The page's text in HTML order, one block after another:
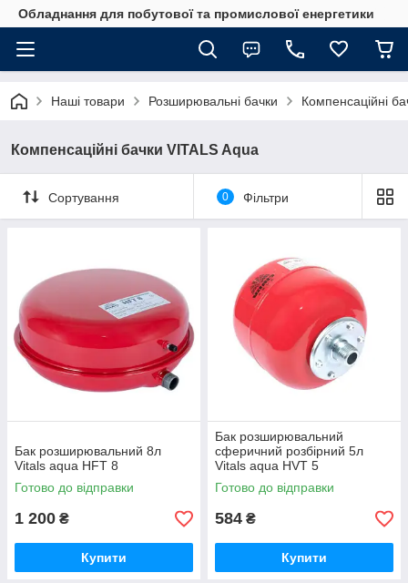
Обладнання для побутової та промислової енергетики
Наші товари Розширювальні бачки Компенсаційні
Компенсаційні бачки VITALS Aqua
Сортування 0 Фільтри
Бак розширювальний 8л
Vitals aqua HFT 8
Готово до відправки
1 200 ₴
Купити
Бак розширювальний
сферичний розбірний 5л
Vitals aqua HVT 5
Готово до відправки
584 ₴
Купити